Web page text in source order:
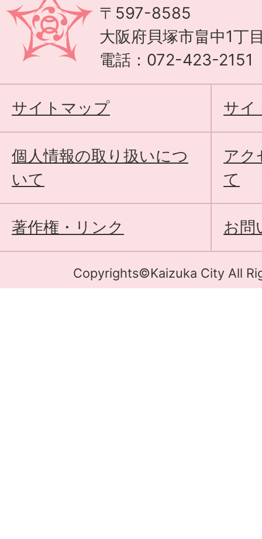
〒597-8585
大阪府貝塚市畠中1丁
電話：072-423-2151
サイトマップ サイ
個人情報の取り扱いにつ
いて
アク
て
著作権・リンク お問
Copyrights©Kaizuka City All